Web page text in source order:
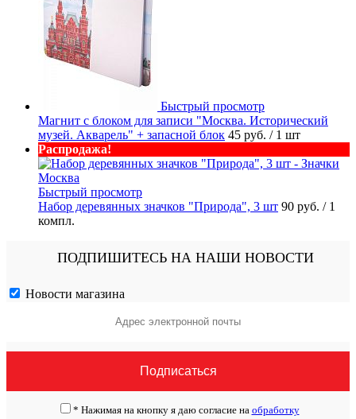
Быстрый просмотр
Магнит с блоком для записи "Москва. Исторический
музей. Акварель" + запасной блок 45 руб. / 1 шт
Распродажа!
Быстрый просмотр
Набор деревянных значков "Природа", 3 шт 90 руб. / 1
компл.
ПОДПИШИТЕСЬ НА НАШИ НОВОСТИ
Новости магазина
* Нажимая на кнопку я даю согласие на обработку